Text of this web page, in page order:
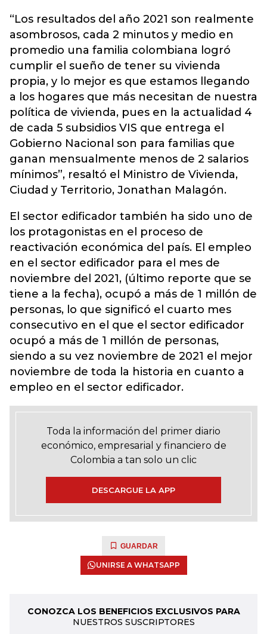
“Los resultados del año 2021 son realmente
asombrosos, cada 2 minutos y medio en
promedio una familia colombiana logró
cumplir el sueño de tener su vivienda
propia, y lo mejor es que estamos llegando
a los hogares que más necesitan de nuestra
política de vivienda, pues en la actualidad 4
de cada 5 subsidios VIS que entrega el
Gobierno Nacional son para familias que
ganan mensualmente menos de 2 salarios
mínimos”, resaltó el Ministro de Vivienda,
Ciudad y Territorio, Jonathan Malagón.
El sector edificador también ha sido uno de
los protagonistas en el proceso de
reactivación económica del país. El empleo
en el sector edificador para el mes de
noviembre del 2021, (último reporte que se
tiene a la fecha), ocupó a más de 1 millón de
personas, lo que significó el cuarto mes
consecutivo en el que el sector edificador
ocupó a más de 1 millón de personas,
siendo a su vez noviembre de 2021 el mejor
noviembre de toda la historia en cuanto a
empleo en el sector edificador.
Toda la información del primer diario
económico, empresarial y financiero de
Colombia a tan solo un clic
DESCARGUE LA APP
GUARDAR
UNIRSE A WHATSAPP
CONOZCA LOS BENEFICIOS EXCLUSIVOS PARA
NUESTROS SUSCRIPTORES